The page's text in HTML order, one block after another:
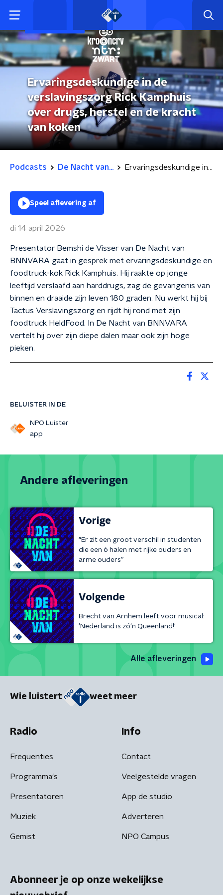
Ervaringsdeskundige in de
verslavingszorg Rick Kamphuis
over drugs, herstel en de kracht
van koken
Podcasts De Nacht van... Ervaringsdeskundige in de verslavingszorg Rick Kamphuis over drugs, herstel en de kracht van koken
BELUISTER IN DE
NPO Luister
app
Speel aflevering af
di 14 april 2026
Presentator Bemshi de Visser van De Nacht van
BNNVARA gaat in gesprek met ervaringsdeskundige en
foodtruck-kok Rick Kamphuis. Hij raakte op jonge
leeftijd verslaafd aan harddrugs, zag de gevangenis van
binnen en draaide zijn leven 180 graden. Nu werkt hij bij
Tactus Verslavingszorg en rijdt hij rond met zijn
foodtruck HeldFood. In De Nacht van BNNVARA
vertelt hij over zijn diepe dalen maar ook zijn hoge
pieken.
Andere afleveringen
Vorige
"Er zit een groot verschil in studenten
die een 6 halen met rijke ouders en
arme ouders”
Volgende
Brecht van Arnhem leeft voor musical:
'Nederland is zó'n Queenland!'
Alle afleveringen
Wie luistert weet meer
Radio
Frequenties
Programma's
Presentatoren
Muziek
Gemist
Info
Contact
Veelgestelde vragen
App de studio
Adverteren
NPO Campus
Abonneer je op onze wekelijkse